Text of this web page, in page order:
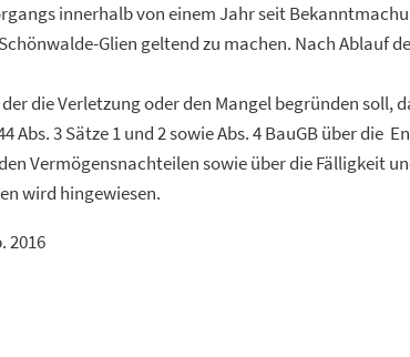
innerhalb von einem Jahr seit
Glien geltend zu machen. Nach Ablauf
die Verletzung oder den Mangel begründen soll,
Abs. 3 Sätze 1 und 2 sowie Abs. 4 BauGB über die
Vermögensnachteilen sowie über die Fälligkeit
wird hingewiesen.
2016